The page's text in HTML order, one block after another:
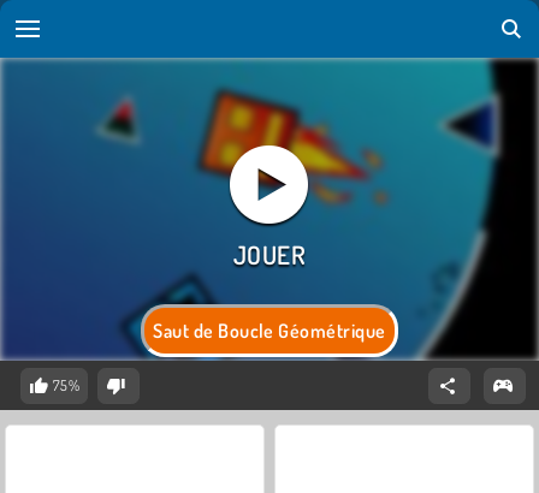
Saut de Boucle Géométrique
75%